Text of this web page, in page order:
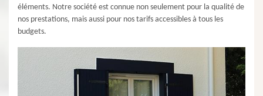
éléments. Notre société est connue non seulement pour la qualité de
nos prestations, mais aussi pour nos tarifs accessibles à tous les
budgets.